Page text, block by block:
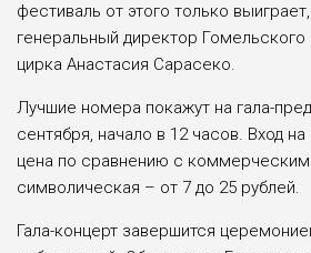
фестиваль от этого только
генеральный директор Гомельского
цирка Анастасия Сарасеко.
Лучшие номера покажут на гала-
сентября, начало в 12 часов. Вход
цена по сравнению с
символическая – от 7 до 25 рублей.
Гала-концерт завершится